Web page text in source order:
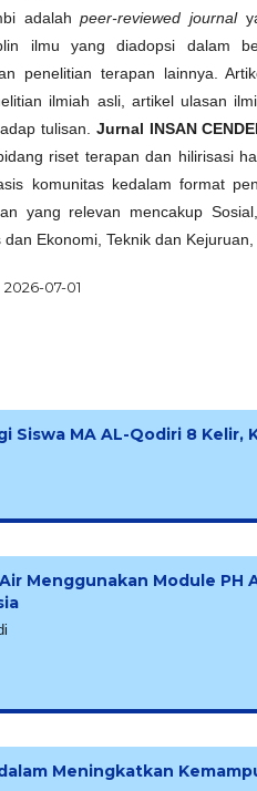
adalahpeer-reviewed journal
ilmu yang diadopsi dalam
penelitian terapan lainnya.
ilmiah asli, artikel ulasan
tulisan.
Jurnal INSAN
riset terapan dan hilirisasi
komunitas kedalam format
yang relevan mencakup
dan Ekonomi, Teknik dan Kejuruan,
2026-07-01
Siswa MA AL-Qodiri 8 Kelir,
Menggunakan Module PH
Meningkatkan